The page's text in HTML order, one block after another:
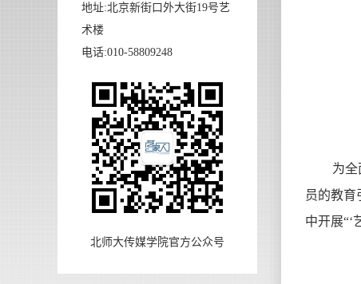
地址:北京新街口外大街19号艺
术楼
电话:010-58809248
北师大传媒学院官方公众号
为
员的教育
中开展“‘